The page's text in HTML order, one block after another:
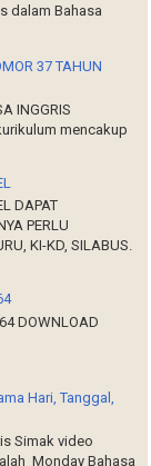
dalam Bahasa
37 TAHUN
INGGRIS
mencakup
DAPAT
PERLU
KI-KD, SILABUS.
DOWNLOAD
Hari, Tanggal,
Simak video
Monday Bahasa